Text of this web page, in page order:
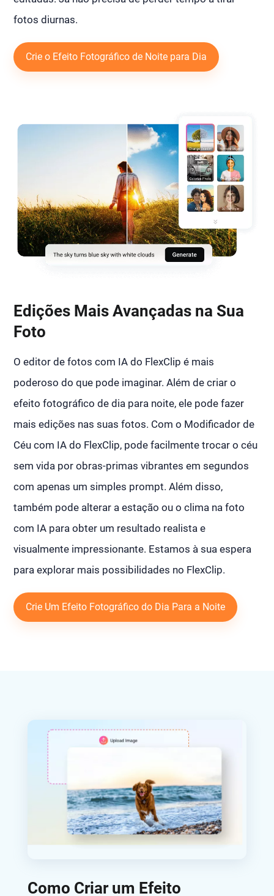
fotos diurnas.
Crie o Efeito Fotográfico de Noite para Dia
Edições Mais Avançadas na Sua
Foto
O editor de fotos com IA do FlexClip é mais
poderoso do que pode imaginar. Além de criar o
efeito fotográfico de dia para noite, ele pode fazer
mais edições nas suas fotos. Com o Modificador de
Céu com IA do FlexClip, pode facilmente trocar o céu
sem vida por obras-primas vibrantes em segundos
com apenas um simples prompt. Além disso,
também pode alterar a estação ou o clima na foto
com IA para obter um resultado realista e
visualmente impressionante. Estamos à sua espera
para explorar mais possibilidades no FlexClip.
Crie Um Efeito Fotográfico do Dia Para a Noite
Como Criar um Efeito